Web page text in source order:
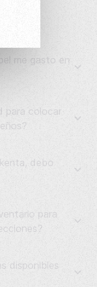
me gasto en
para colocar
debo
para
disponibles